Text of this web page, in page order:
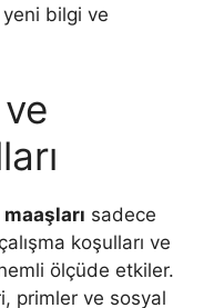
bilgi ve
sadece
koşulları ve
ölçüde etkiler.
primler ve sosyal